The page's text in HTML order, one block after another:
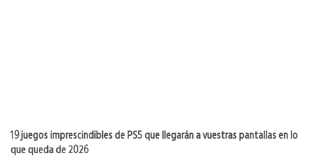
19 juegos imprescindibles de PS5 que llegarán a vuestras pantallas en lo
que queda de 2026